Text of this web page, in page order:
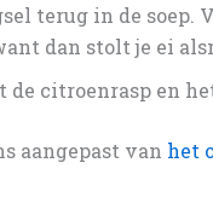
terug in de soep.
dan stolt je ei
de citroenrasp en
aangepast van het